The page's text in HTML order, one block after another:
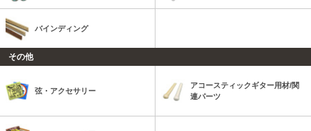
バインディング
その他
弦・アクセサリー
アコースティックギター用材/関
連パーツ